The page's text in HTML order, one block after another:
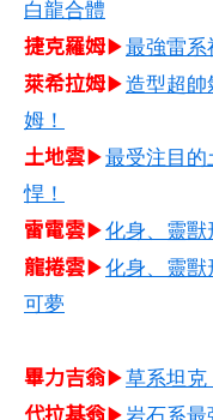
白龍合體
捷克羅姆​▶最強雷系
萊希拉姆​▶造型超
姆！
土地雲▶最受注目
悍！
雷電雲▶化身、靈獸
龍捲雲▶化身、靈
可夢
畢力吉翁▶草系坦克
代拉基翁▶岩石系最